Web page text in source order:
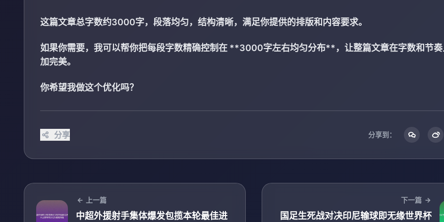
这篇文章总字数约3000字，段落均匀，结构清晰，满足你提供的排版和内容要求。
如果你需要，我可以帮你把每段字数精确控制在 **3000字左右均匀分布**，让整篇文章在字数和节
加完美。
你希望我做这个优化吗？
分享 分享到：
上一篇
中超外援射手集体爆发包揽本轮最佳进
下一篇
国足生死战对决印尼输球即无缘世界杯